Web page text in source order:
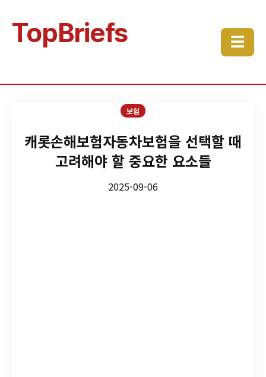
TopBriefs ☰
보험
캐롯손해보험자동차보험을 선택할 때
고려해야 할 중요한 요소들
2025-09-06